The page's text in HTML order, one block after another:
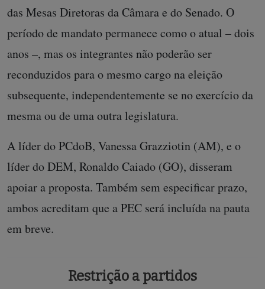
das Mesas Diretoras da Câmara e do Senado. O
período de mandato permanece como o atual – dois
anos –, mas os integrantes não poderão ser
reconduzidos para o mesmo cargo na eleição
subsequente, independentemente se no exercício da
mesma ou de uma outra legislatura.
A líder do PCdoB, Vanessa Grazziotin (AM), e o
líder do DEM, Ronaldo Caiado (GO), disseram
apoiar a proposta. Também sem especificar prazo,
ambos acreditam que a PEC será incluída na pauta
em breve.
Restrição a partidos